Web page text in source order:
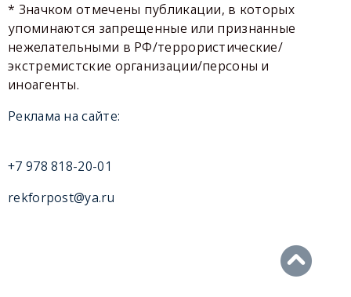
* Значком отмечены публикации, в которых
упоминаются запрещенные или признанные
нежелательными в РФ/террористические/
экстремистские организации/персоны и
иноагенты.
Реклама на сайте:
+7 978 818-20-01
rekforpost@ya.ru